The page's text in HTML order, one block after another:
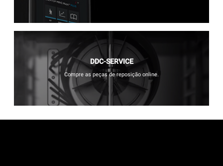
DDC-SERVICE
Compre as peças de reposição online.